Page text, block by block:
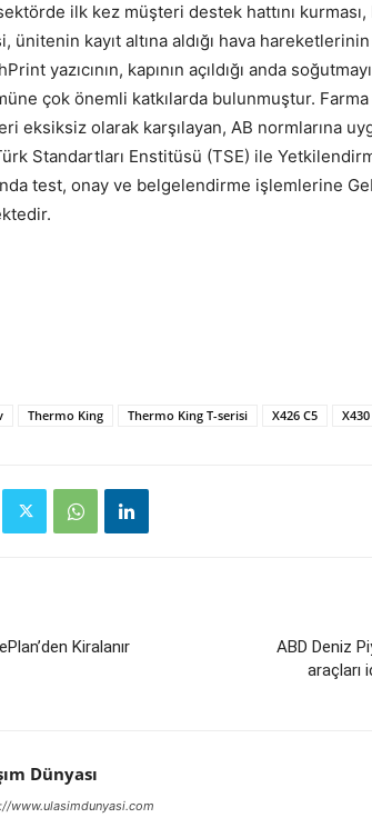
ilk kez müşteri destek hattını
kayıt altına aldığı hava
yazıcının, kapının açıldığı anda
çok önemli katkılarda bulunmuştur. Farma
eksiksiz olarak karşılayan, AB normlarına
Standartları Enstitüsü (TSE) ile
test, onay ve belgelendirme işlemlerine
Thermo King Thermo King T-serisi X426 C5
Kiralanır
ABD Deniz
araçları
Dünyası
www.ulasimdunyasi.com